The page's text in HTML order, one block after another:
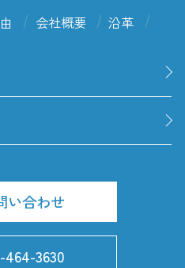
会社概要 沿革
い合わせ
464-3630